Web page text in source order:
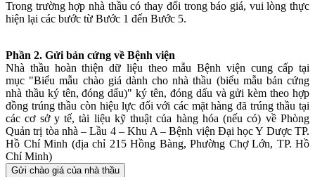
Trong trường hợp nhà thầu có thay đổi trong báo giá, vui lòng thực
hiện lại các bước từ Bước 1 đến Bước 5.
Phần 2. Gửi bản cứng về Bệnh viện
Nhà thầu hoàn thiện dữ liệu theo mẫu Bệnh viện cung cấp tại
mục "Biểu mẫu chào giá dành cho nhà thầu (biểu mẫu bản cứng
nhà thầu ký tên, đóng dấu)" ký tên, đóng dấu và gửi kèm theo hợp
đồng trúng thầu còn hiệu lực đối với các mặt hàng đã trúng thầu tại
các cơ sở y tế, tài liệu kỹ thuật của hàng hóa (nếu có) về Phòng
Quản trị tòa nhà – Lầu 4 – Khu A – Bệnh viện Đại học Y Dược TP.
Hồ Chí Minh (địa chỉ 215 Hồng Bàng, Phường Chợ Lớn, TP. Hồ
Chí Minh)
Gửi chào giá của nhà thầu